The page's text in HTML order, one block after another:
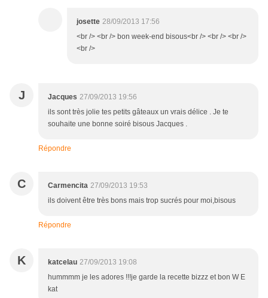
josette 28/09/2013 17:56
<br /> <br /> bon week-end bisous<br /> <br /> <br />
<br />
J Jacques 27/09/2013 19:56
ils sont très jolie tes petits gâteaux un vrais délice . Je te
souhaite une bonne soiré bisous Jacques .
Répondre
C Carmencita 27/09/2013 19:53
ils doivent être très bons mais trop sucrés pour moi,bisous
Répondre
K katcelau 27/09/2013 19:08
hummmm je les adores !!!je garde la recette bizzz et bon W E
kat